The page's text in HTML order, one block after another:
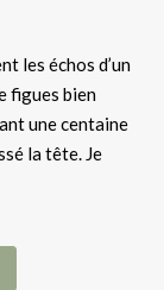
les échos d’un
figues bien
une centaine
la tête. Je